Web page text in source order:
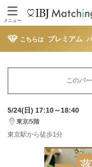
メニュー
こちらは プレミアム
このパ
5/24(日) 17:10～18:40
東京/5階
東京駅から徒歩1分